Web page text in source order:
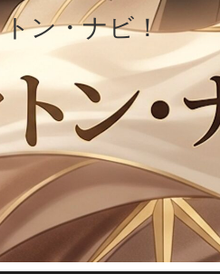
ン・ナビ！